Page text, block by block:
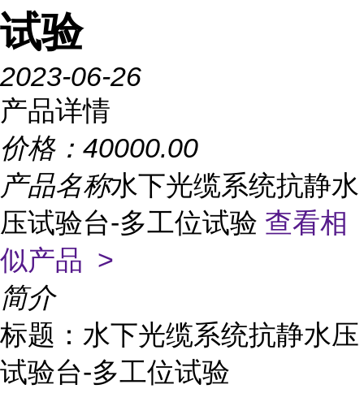
试验
2023-06-26
产品详情
价格： 40000.00
产品名称水下光缆系统抗静水
压试验台-多工位试验 查看相
似产品 >
简介
标题：水下光缆系统抗静水压
试验台-多工位试验